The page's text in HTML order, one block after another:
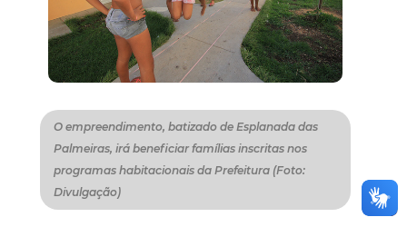
O empreendimento, batizado de Esplanada das
Palmeiras, irá beneficiar famílias inscritas nos
programas habitacionais da Prefeitura (Foto:
Divulgação)